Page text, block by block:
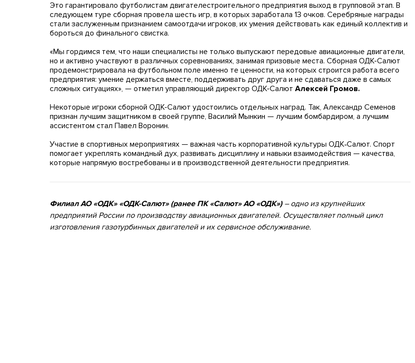
Это гарантировало футболистам двигателестроительного предприятия выход в групповой этап. В
следующем туре сборная провела шесть игр, в которых заработала 13 очков. Серебряные награды
стали заслуженным признанием самоотдачи игроков, их умения действовать как единый коллектив и
бороться до финального свистка.
«Мы гордимся тем, что наши специалисты не только выпускают передовые авиационные двигатели,
но и активно участвуют в различных соревнованиях, занимая призовые места. Сборная ОДК-Салют
продемонстрировала на футбольном поле именно те ценности, на которых строится работа всего
предприятия: умение держаться вместе, поддерживать друг друга и не сдаваться даже в самых
сложных ситуациях», — отметил управляющий директор ОДК-Салют Алексей Громов.
Некоторые игроки сборной ОДК-Салют удостоились отдельных наград. Так, Александр Семенов
признан лучшим защитником в своей группе, Василий Мынкин — лучшим бомбардиром, а лучшим
ассистентом стал Павел Воронин.
Участие в спортивных мероприятиях — важная часть корпоративной культуры ОДК‑Салют. Спорт
помогает укреплять командный дух, развивать дисциплину и навыки взаимодействия — качества,
которые напрямую востребованы и в производственной деятельности предприятия.
Филиал АО «ОДК» «ОДК-Салют» (ранее ПК «Салют» АО «ОДК»)– одно из крупнейших
предприятий России по производству авиационных двигателей. Осуществляет полный цикл
изготовления газотурбинных двигателей и их сервисное обслуживание.